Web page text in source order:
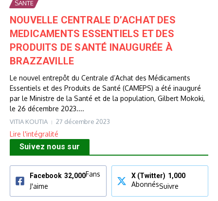
SANTE
NOUVELLE CENTRALE D’ACHAT DES
MEDICAMENTS ESSENTIELS ET DES
PRODUITS DE SANTÉ INAUGURÉE À
BRAZZAVILLE
Le nouvel entrepôt du Centrale d’Achat des Médicaments
Essentiels et des Produits de Santé (CAMEPS) a été inauguré
par le Ministre de la Santé et de la population, Gilbert Mokoki,
le 26 décembre 2023....
VITIA KOUTIA 27 décembre 2023
Lire l'intégralité
Suivez nous sur
Facebook 32,000Fans
J'aime
X (Twitter) 1,000
AbonnésSuivre